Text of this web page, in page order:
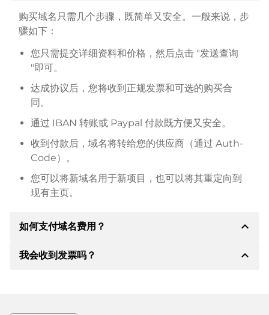
购买域名只需几个步骤，既简单又安全。一般来说，步
骤如下：
您只需提交详细资料和价格，然后点击 "发送查询
"即可。
达成协议后，您将收到正规发票和可选的购买合
同。
通过 IBAN 转账或 Paypal 付款既方便又安全。
收到付款后，域名将转给您的供应商（通过 Auth-
Code）。
您可以将新域名用于新项目，也可以将其重定向到
现有主页。
如何支付域名费用？ expand_less
达成协议后，房东将通知您付款细节。房主随后会向您
我会收到发票吗？ expand_less